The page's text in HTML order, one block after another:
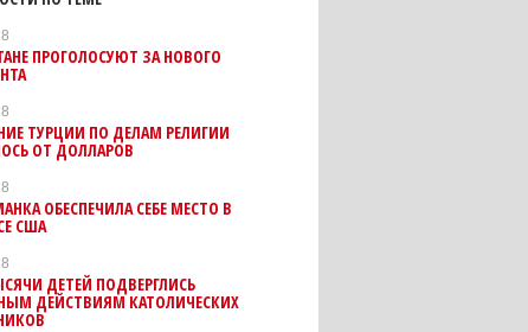
ПРОГОЛОСУЮТ ЗА НОВОГО
ТУРЦИИ ПО ДЕЛАМ РЕЛИГИИ
ОТ ДОЛЛАРОВ
ОБЕСПЕЧИЛА СЕБЕ МЕСТО В
США
ДЕТЕЙ ПОДВЕРГЛИСЬ
ДЕЙСТВИЯМ КАТОЛИЧЕСКИХ